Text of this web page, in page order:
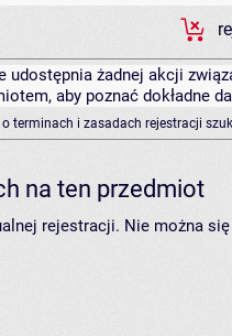
udostępnia żadnej akcji
aby poznać dokładne
terminach i zasadach rejestracji
na ten przedmiot
rejestracji. Nie można